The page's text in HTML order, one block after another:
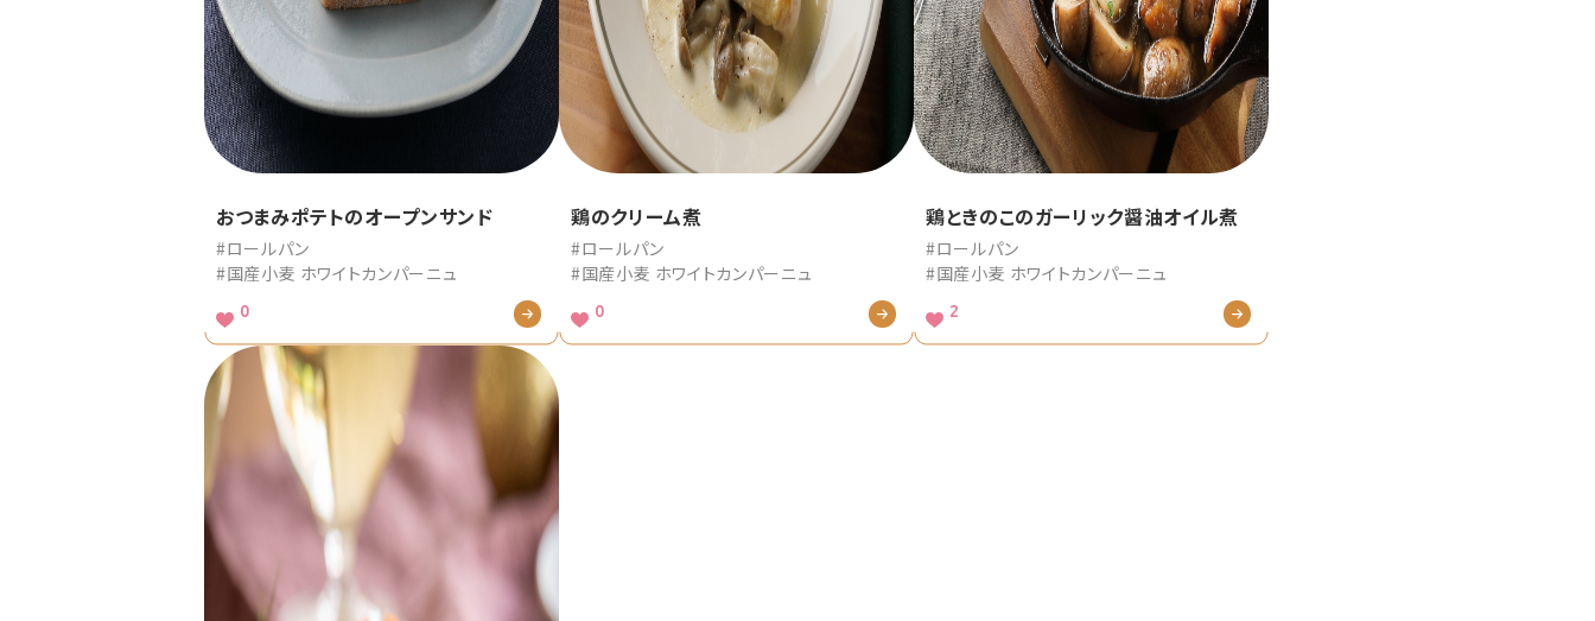
おつまみポテトのオープンサンド
#ロールパン
#国産小麦 ホワイトカンパーニュ
0
鶏のクリーム煮
#ロールパン
#国産小麦 ホワイトカンパーニュ
0
鶏ときのこのガーリック醤油オイル煮
#ロールパン
#国産小麦 ホワイトカンパーニュ
2